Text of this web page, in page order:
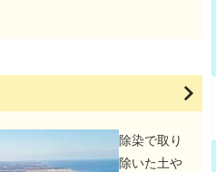
除染で取り
除いた土や